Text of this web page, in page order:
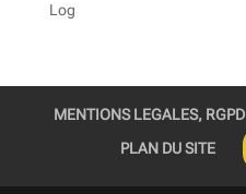
Log
MENTIONS LEGALES, RGPD
PLAN DU SITE